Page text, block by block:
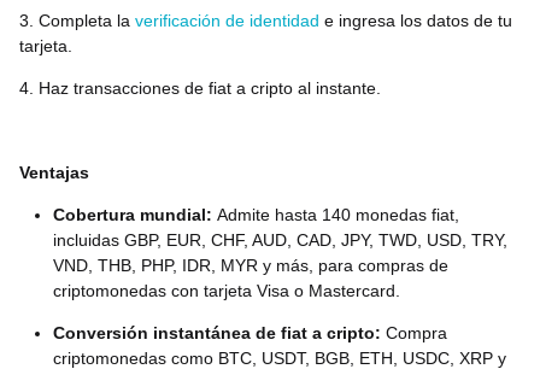
3. Completa la verificación de identidad e ingresa los datos de tu
tarjeta.
4. Haz transacciones de fiat a cripto al instante.
Ventajas
Cobertura mundial: Admite hasta 140 monedas fiat,
incluidas GBP, EUR, CHF, AUD, CAD, JPY, TWD, USD, TRY,
VND, THB, PHP, IDR, MYR y más, para compras de
criptomonedas con tarjeta Visa o Mastercard.
Conversión instantánea de fiat a cripto: Compra
criptomonedas como BTC, USDT, BGB, ETH, USDC, XRP y